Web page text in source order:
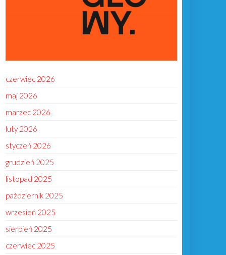
czerwiec 2026
maj 2026
marzec 2026
luty 2026
styczeń 2026
grudzień 2025
listopad 2025
październik 2025
wrzesień 2025
sierpień 2025
czerwiec 2025